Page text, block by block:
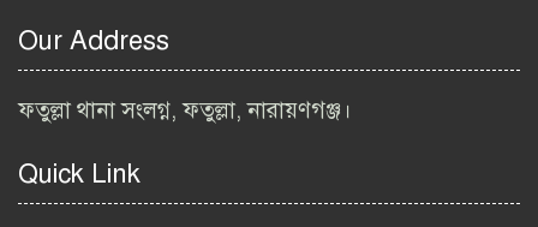
২০২৬ | BIWTA Job Circular
Our Address
ফতুল্লা থানা সংলগ্ন, ফতুল্লা, নারায়ণগঞ্জ।
Quick Link